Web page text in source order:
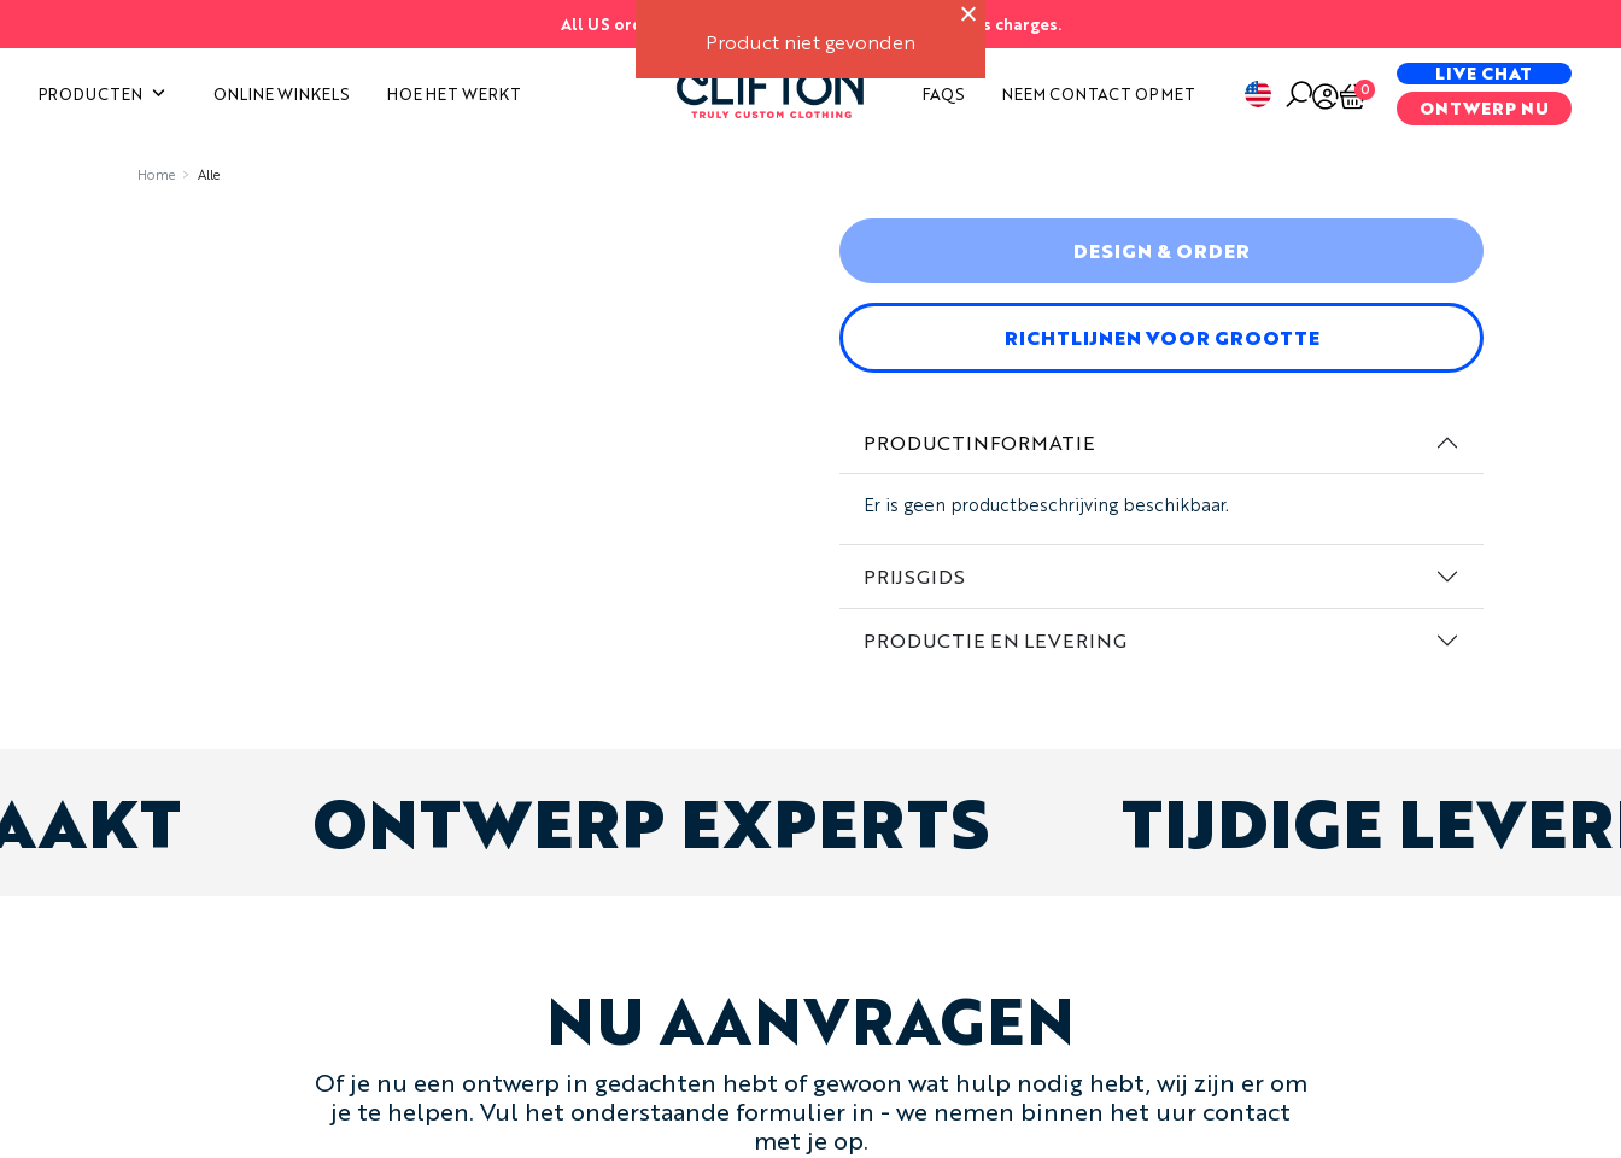
Product niet gevonden
All US orders ship FREE. No import duties or customs charges.
PRODUCTEN ONLINE WINKELS HOE HET WERKT FAQS NEEM CONTACT OP MET 0
LIVE CHAT
ONTWERP NU
ALLE CATEGORIEËN BEKIJKEN SPECIAL PROJECTS
Home Alle
DESIGN & ORDER
RICHTLIJNEN VOOR GROOTTE
PRODUCTINFORMATIE
Er is geen productbeschrijving beschikbaar.
PRIJSGIDS
PRODUCTIE EN LEVERING
TIJDIGE
ONTWERP EXPERTS
NU AANVRAGEN
Of je nu een ontwerp in gedachten hebt of gewoon wat hulp nodig hebt, wij zijn er om
je te helpen. Vul het onderstaande formulier in - we nemen binnen het uur contact
met je op.